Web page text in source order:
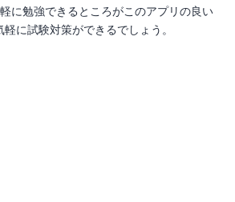
に勉強できるところがこのアプリの良い
に試験対策ができるでしょう。